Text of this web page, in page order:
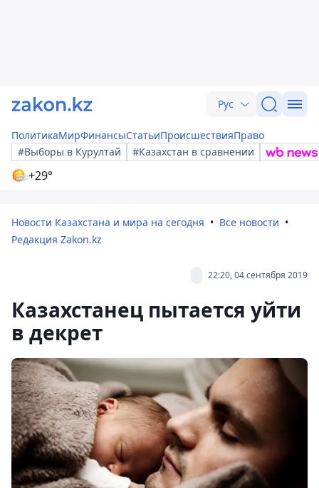
Рус
ПолитикаМирФинансыСтатьиПроисшествияПраво
#Выборы в Курултай
#Казахстан в сравнении
+29°
Новости Казахстана и мира на сегодня
Все новости
Редакция Zakon.kz
22:20, 04 сентября 2019
Казахстанец пытается уйти
в декрет